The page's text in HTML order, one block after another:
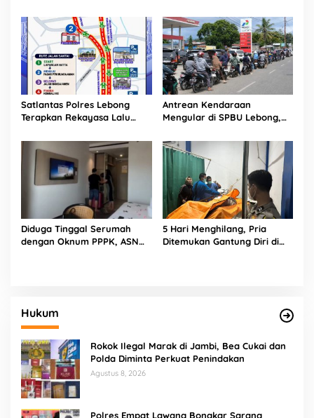
Asuhan
Kemerdekaan di Kabupaten
Lebong
Satlantas Polres Lebong
Terapkan Rekayasa Lalu
ke-81
Antrean Kendaraan
Mengular di SPBU Lebong,
Hanya 16 Ton
Diduga Tinggal Serumah
dengan Oknum PPPK, ASN
5 Hari Menghilang, Pria
Ditemukan Gantung Diri di
Hukum
Rokok Ilegal Marak di Jambi, Bea Cukai dan
Polda Diminta Perkuat Penindakan
Agustus 8, 2026
Polres Empat Lawang Bongkar Sarang